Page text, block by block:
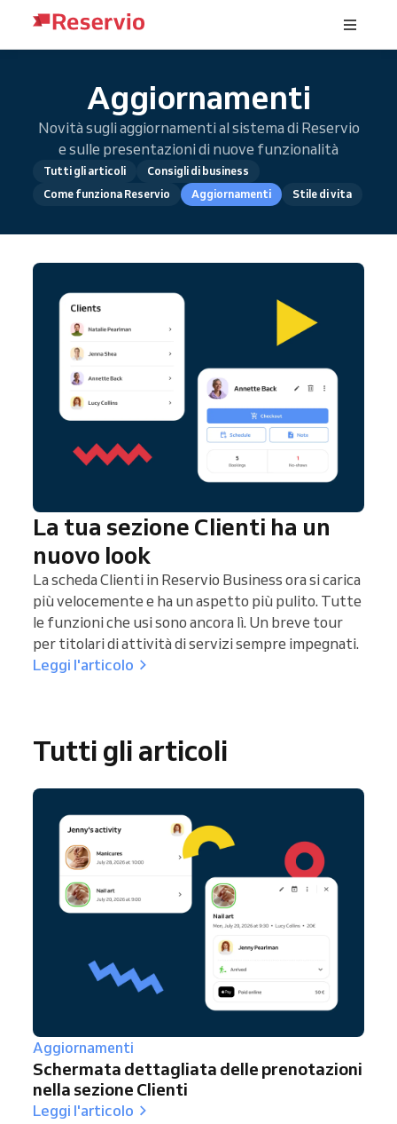
Aggiornamenti
Novità sugli aggiornamenti al sistema di Reservio
e sulle presentazioni di nuove funzionalità
Tutti gli articoli
Consigli di business
Come funziona Reservio
Aggiornamenti Stile di vita
La tua sezione Clienti ha un
nuovo look
La scheda Clienti in Reservio Business ora si carica
più velocemente e ha un aspetto più pulito. Tutte
le funzioni che usi sono ancora lì. Un breve tour
per titolari di attività di servizi sempre impegnati.
Leggi l'articolo
Tutti gli articoli
Aggiornamenti
Schermata dettagliata delle prenotazioni
nella sezione Clienti
Leggi l'articolo